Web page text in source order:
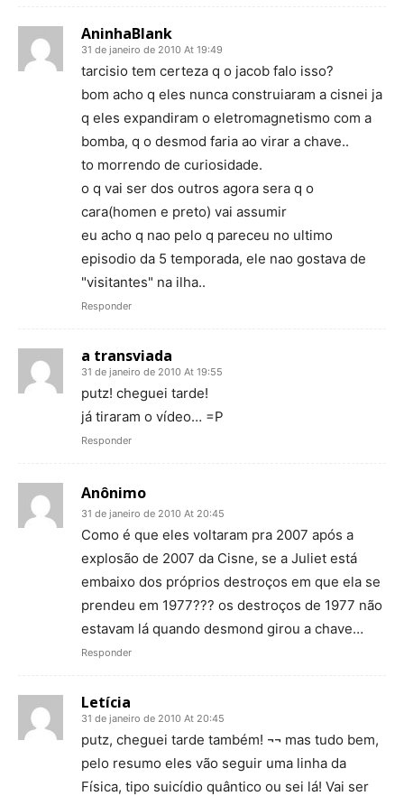
AninhaBlank
31 de janeiro de 2010 At 19:49
tarcisio tem certeza q o jacob falo isso?
bom acho q eles nunca construiaram a cisnei ja
q eles expandiram o eletromagnetismo com a
bomba, q o desmod faria ao virar a chave..
to morrendo de curiosidade.
o q vai ser dos outros agora sera q o
cara(homen e preto) vai assumir
eu acho q nao pelo q pareceu no ultimo
episodio da 5 temporada, ele nao gostava de
"visitantes" na ilha..
Responder
a transviada
31 de janeiro de 2010 At 19:55
putz! cheguei tarde!
já tiraram o vídeo… =P
Responder
Anônimo
31 de janeiro de 2010 At 20:45
Como é que eles voltaram pra 2007 após a
explosão de 2007 da Cisne, se a Juliet está
embaixo dos próprios destroços em que ela se
prendeu em 1977??? os destroços de 1977 não
estavam lá quando desmond girou a chave…
Responder
Letícia
31 de janeiro de 2010 At 20:45
putz, cheguei tarde também! ¬¬ mas tudo bem,
pelo resumo eles vão seguir uma linha da
Física, tipo suicídio quântico ou sei lá! Vai ser